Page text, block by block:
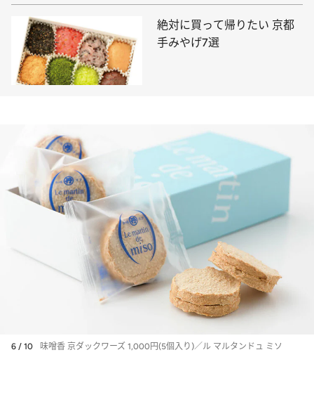
絶対に買って帰りたい 京都
手みやげ7選
6 / 10 味噌香 京ダックワーズ 1,000円(5個入り)／ル マルタンドュ ミソ